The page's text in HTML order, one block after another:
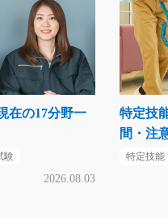
在の17分野一
験
2026.08.03
特定技
間・注
特定技能